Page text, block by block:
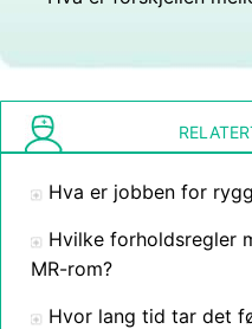
Hva er jobben for
Hvilke forholdsregler
MR-rom?
Hvor lang tid tar det